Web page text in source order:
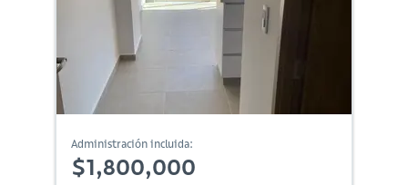
Administración incluida:
$1,800,000